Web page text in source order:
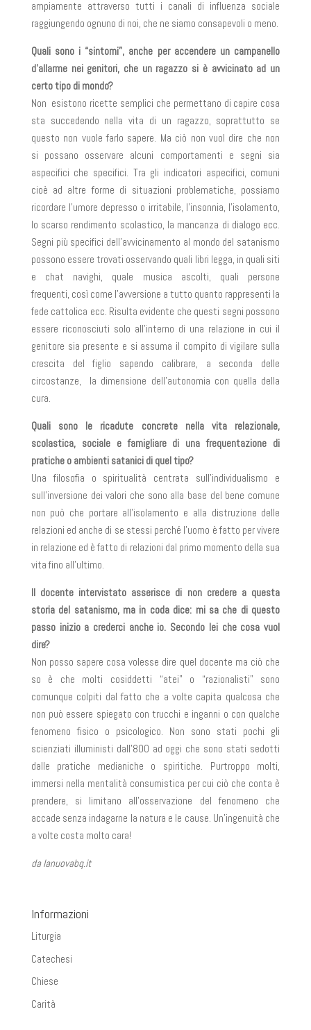
ampiamente attraverso tutti i canali di influenza sociale
raggiungendo ognuno di noi, che ne siamo consapevoli o meno.
Quali sono i “sintomi”, anche per accendere un campanello
d’allarme nei genitori, che un ragazzo si è avvicinato ad un
certo tipo di mondo?
Non esistono ricette semplici che permettano di capire cosa
sta succedendo nella vita di un ragazzo, soprattutto se
questo non vuole farlo sapere. Ma ciò non vuol dire che non
si possano osservare alcuni comportamenti e segni sia
aspecifici che specifici. Tra gli indicatori aspecifici, comuni
cioè ad altre forme di situazioni problematiche, possiamo
ricordare l’umore depresso o irritabile, l’insonnia, l’isolamento,
lo scarso rendimento scolastico, la mancanza di dialogo ecc.
Segni più specifici dell’avvicinamento al mondo del satanismo
possono essere trovati osservando quali libri legga, in quali siti
e chat navighi, quale musica ascolti, quali persone
frequenti, così come l’avversione a tutto quanto rappresenti la
fede cattolica ecc. Risulta evidente che questi segni possono
essere riconosciuti solo all’interno di una relazione in cui il
genitore sia presente e si assuma il compito di vigilare sulla
crescita del figlio sapendo calibrare, a seconda delle
circostanze, la dimensione dell’autonomia con quella della
cura.
Quali sono le ricadute concrete nella vita relazionale,
scolastica, sociale e famigliare di una frequentazione di
pratiche o ambienti satanici di quel tipo?
Una filosofia o spiritualità centrata sull’individualismo e
sull’inversione dei valori che sono alla base del bene comune
non può che portare all’isolamento e alla distruzione delle
relazioni ed anche di se stessi perché l’uomo è fatto per vivere
in relazione ed è fatto di relazioni dal primo momento della sua
vita fino all’ultimo.
Il docente intervistato asserisce di non credere a questa
storia del satanismo, ma in coda dice: mi sa che di questo
passo inizio a crederci anche io. Secondo lei che cosa vuol
dire?
Non posso sapere cosa volesse dire quel docente ma ciò che
so è che molti cosiddetti “atei” o “razionalisti” sono
comunque colpiti dal fatto che a volte capita qualcosa che
non può essere spiegato con trucchi e inganni o con qualche
fenomeno fisico o psicologico. Non sono stati pochi gli
scienziati illuministi dall’800 ad oggi che sono stati sedotti
dalle pratiche medianiche o spiritiche. Purtroppo molti,
immersi nella mentalità consumistica per cui ciò che conta è
prendere, si limitano all’osservazione del fenomeno che
accade senza indagarne la natura e le cause. Un’ingenuità che
a volte costa molto cara!
da lanuovabq.it
Informazioni
Liturgia
Catechesi
Chiese
Carità